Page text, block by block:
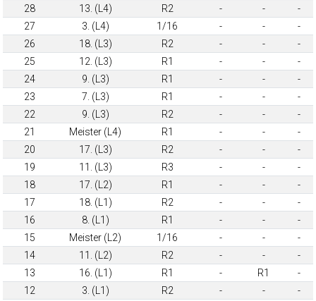
28
13. (L4) R2 - -
-
27
3. (L4) 1/16 - -
-
26
18. (L3) R2 - -
-
25
12. (L3) R1 - -
-
24
9. (L3) R1 - -
-
23
7. (L3) R1 - -
-
22
9. (L3) R2 - -
-
21
Meister (L4) R1 - -
-
20
17. (L3) R2 - -
-
19
11. (L3) R3 - -
-
18
17. (L2) R1 - -
-
17
18. (L1) R2 - -
-
16
8. (L1) R1 - -
-
15
Meister (L2) 1/16 - -
-
14
11. (L2) R2 - -
-
13
16. (L1) R1 - R1
-
12
3. (L1) R2 - -
-